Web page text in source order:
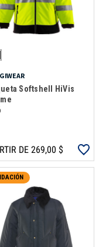
Softshell HiVis
DE 269,00 $